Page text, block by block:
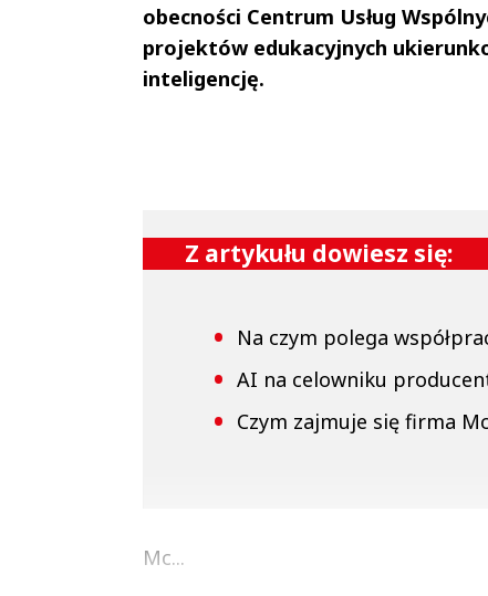
obecności Centrum Usług
projektów edukacyjnych
inteligencję.
Z artykułu dowiesz się:
Na czym polega
AI na celowniku
Czym zajmuje się firma
Mc...